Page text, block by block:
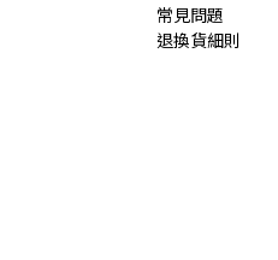
常見問題
退換貨細則